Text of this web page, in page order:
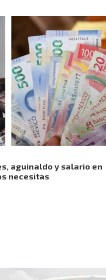
aguinaldo y salario en
necesitas